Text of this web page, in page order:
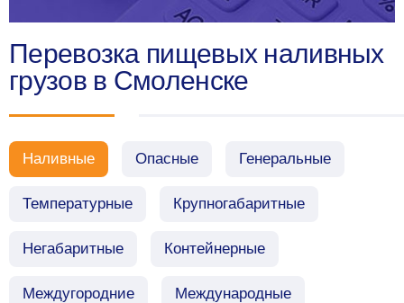
Перевозка пищевых наливных
грузов в Смоленске
Наливные Опасные Генеральные
Температурные Крупногабаритные
Негабаритные Контейнерные
Междугородние Международные